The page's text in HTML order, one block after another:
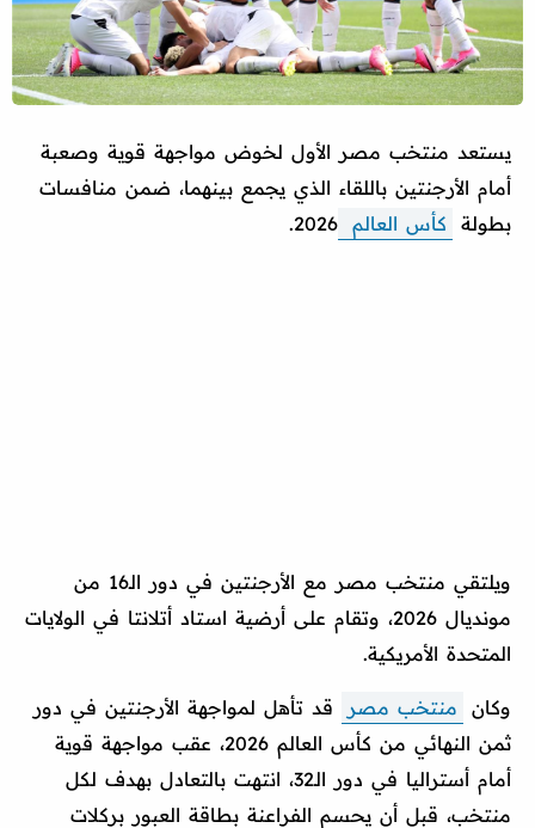
يستعد منتخب مصر الأول لخوض مواجهة قوية وصعبة
أمام الأرجنتين باللقاء الذي يجمع بينهما، ضمن منافسات
بطولة
كأس العالم 2026.
ويلتقي منتخب مصر مع الأرجنتين في دور الـ16 من
مونديال 2026، وتقام على أرضية استاد أتلانتا في الولايات
المتحدة الأمريكية.
وكان منتخب مصر
قد تأهل لمواجهة الأرجنتين في دور
ثمن النهائي من كأس العالم 2026، عقب مواجهة قوية
أمام أستراليا في دور الـ32، انتهت بالتعادل بهدف لكل
منتخب، قبل أن يحسم الفراعنة بطاقة العبور بركلات